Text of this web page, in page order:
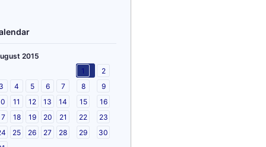
2015
1
2
4 5 6 7 8
9
11 12 13 14 15
16
18 19 20 21 22
23
25 26 27 28 29
30